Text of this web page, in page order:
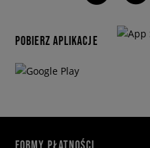
POBIERZ APLIKACJE
FORMY PŁATNOŚCI